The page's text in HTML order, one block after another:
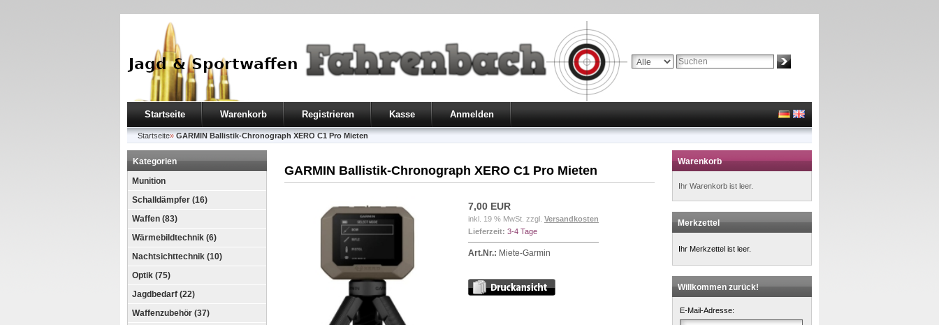
Startseite Warenkorb Registrieren Kasse Anmelden
Startseite» GARMIN Ballistik-Chronograph XERO C1 Pro Mieten
Kategorien
Munition
Schalldämpfer (16)
Waffen (83)
Wärmebildtechnik (6)
Nachtsichttechnik (10)
Optik (75)
Jagdbedarf (22)
Waffenzubehör (37)
GARMIN Ballistik-Chronograph XERO C1 Pro Mieten
7,00 EUR
inkl. 19 % MwSt. zzgl. Versandkosten
Lieferzeit: 3-4 Tage
Art.Nr.: Miete-Garmin
Warenkorb
Ihr Warenkorb ist leer.
Merkzettel
Ihr Merkzettel ist leer.
Willkommen zurück!
E-Mail-Adresse: